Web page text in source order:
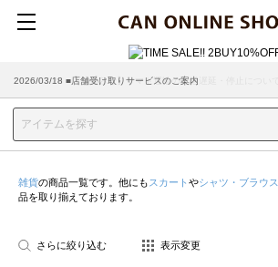
2026/03/18 ■店舗受け取りサービスのご案内
雑貨の商品一覧です。他にも スカート やシャツ・ブラウス
品を取り揃えております。
さらに絞り込む 表示変更